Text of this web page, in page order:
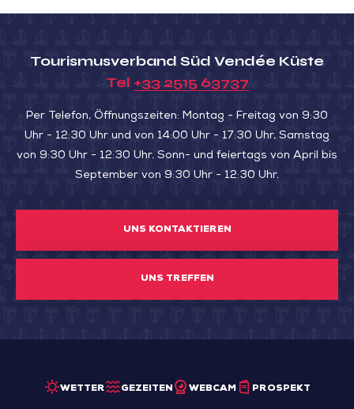
Tourismusverband Süd Vendée Küste
Tel +33 2515 63737
Per Telefon, Öffnungszeiten: Montag - Freitag von 9:30
Uhr - 12:30 Uhr und von 14:00 Uhr - 17:30 Uhr, Samstag
von 9:30 Uhr - 12:30 Uhr. Sonn- und feiertags von April bis
September von 9:30 Uhr - 12:30 Uhr.
UNS KONTAKTIEREN
UNS TREFFEN
WETTER GEZEITEN WEBCAM PROSPEKT